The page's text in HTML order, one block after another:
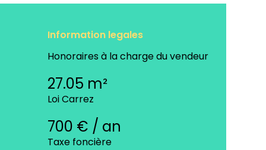
Information legales
Honoraires à la charge du vendeur
27.05 m²
Loi Carrez
700 € / an
Taxe foncière